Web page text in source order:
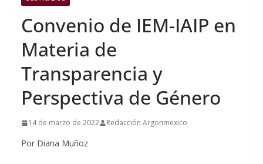
Convenio de IEM-IAIP en
Materia de
Transparencia y
Perspectiva de Género
14 de marzo de 2022 Redacción Argonmexico
Por Diana Muñoz